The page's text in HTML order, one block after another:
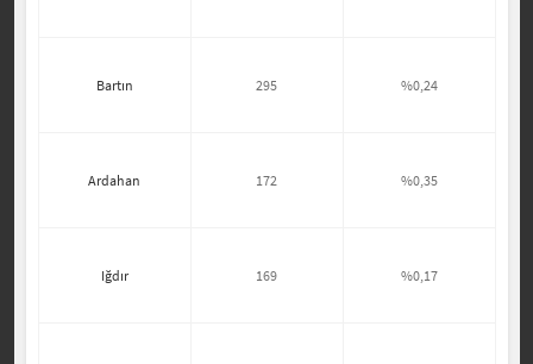
Bartın 295 %0,24
Ardahan 172 %0,35
Iğdır 169 %0,17